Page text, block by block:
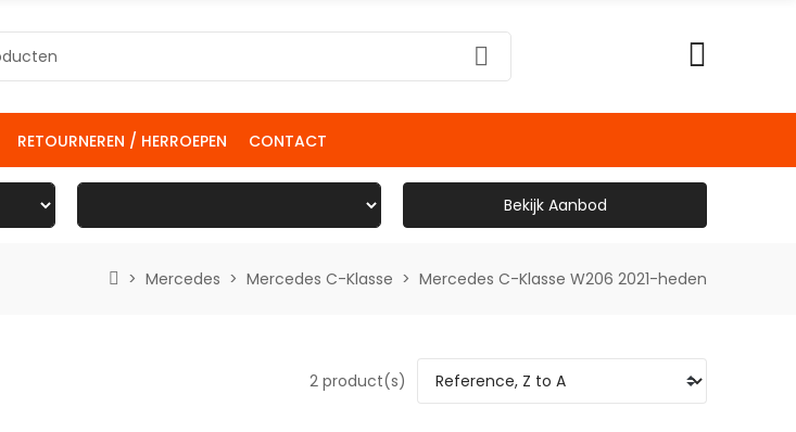
RETOURNEREN / HERROEPEN CONTACT
Bekijk Aanbod
Mercedes Mercedes C-Klasse Mercedes C-Klasse W206 2021-heden
2 product(s)